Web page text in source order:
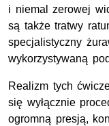
i niemal zerowej
są także tratwy
specjalistyczny
wykorzystywaną
Realizm tych
się wyłącznie
ogromną presją,